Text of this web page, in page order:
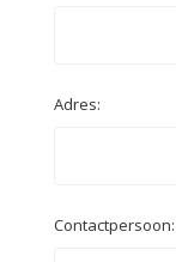
Adres:
Contactpersoon: